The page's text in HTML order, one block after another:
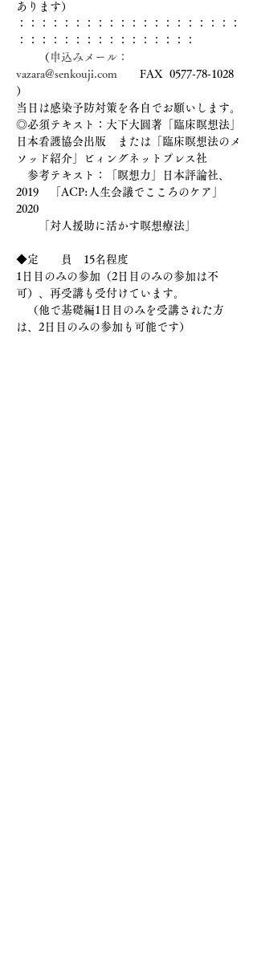
あります）
：：：：：：：：：：：：：：：：：：：：
：：：：：：：：：：：：：：：：
（ 申込みメール：
vazara@senkouji.com FAX  0577-78-1028
）
当日は感染予防対策を各自でお願いします。
◎必須テキスト：大下大圓著「臨床瞑想法」
日本看護協会出版　または「臨床瞑想法のメ
ソッド紹介」ビィングネットプレス社
参考テキスト：「瞑想力」日本評論社、
2019　「ACP:人生会議でこころのケア」
2020
「対人援助に活かす瞑想療法」
◆定　　員　15名程度
1日目のみの参加（2日目のみの参加は不
可）、再受講も受付けています。
（他で基礎編1日目のみを受講された方
は、2日目のみの参加も可能です）